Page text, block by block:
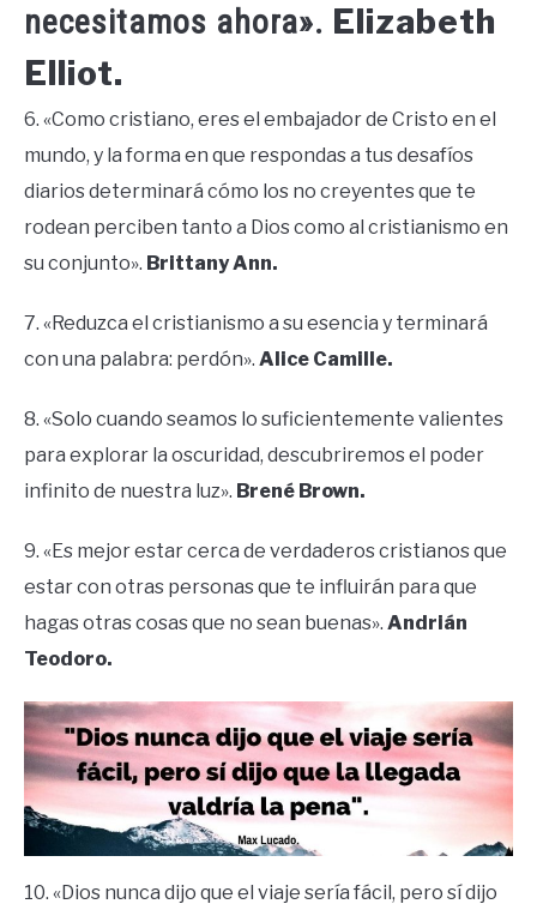
necesitamos ahora». Elizabeth
Elliot.
6. «Como cristiano, eres el embajador de Cristo en el
mundo, y la forma en que respondas a tus desafíos
diarios determinará cómo los no creyentes que te
rodean perciben tanto a Dios como al cristianismo en
su conjunto». Brittany Ann.
7. «Reduzca el cristianismo a su esencia y terminará
con una palabra: perdón». Alice Camille.
8. «Solo cuando seamos lo suficientemente valientes
para explorar la oscuridad, descubriremos el poder
infinito de nuestra luz». Brené Brown.
9. «Es mejor estar cerca de verdaderos cristianos que
estar con otras personas que te influirán para que
hagas otras cosas que no sean buenas». Andrián
Teodoro.
10. «Dios nunca dijo que el viaje sería fácil, pero sí dijo